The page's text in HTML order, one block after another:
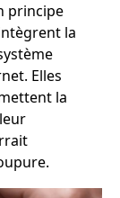
principe
la
Elles
la